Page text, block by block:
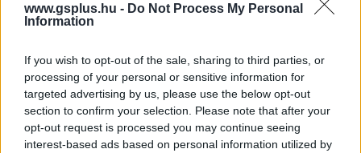
www.gsplus.hu - Do Not Process My Personal
Information
If you wish to opt-out of the sale, sharing to third parties, or
processing of your personal or sensitive information for
targeted advertising by us, please use the below opt-out
section to confirm your selection. Please note that after your
opt-out request is processed you may continue seeing
interest-based ads based on personal information utilized by